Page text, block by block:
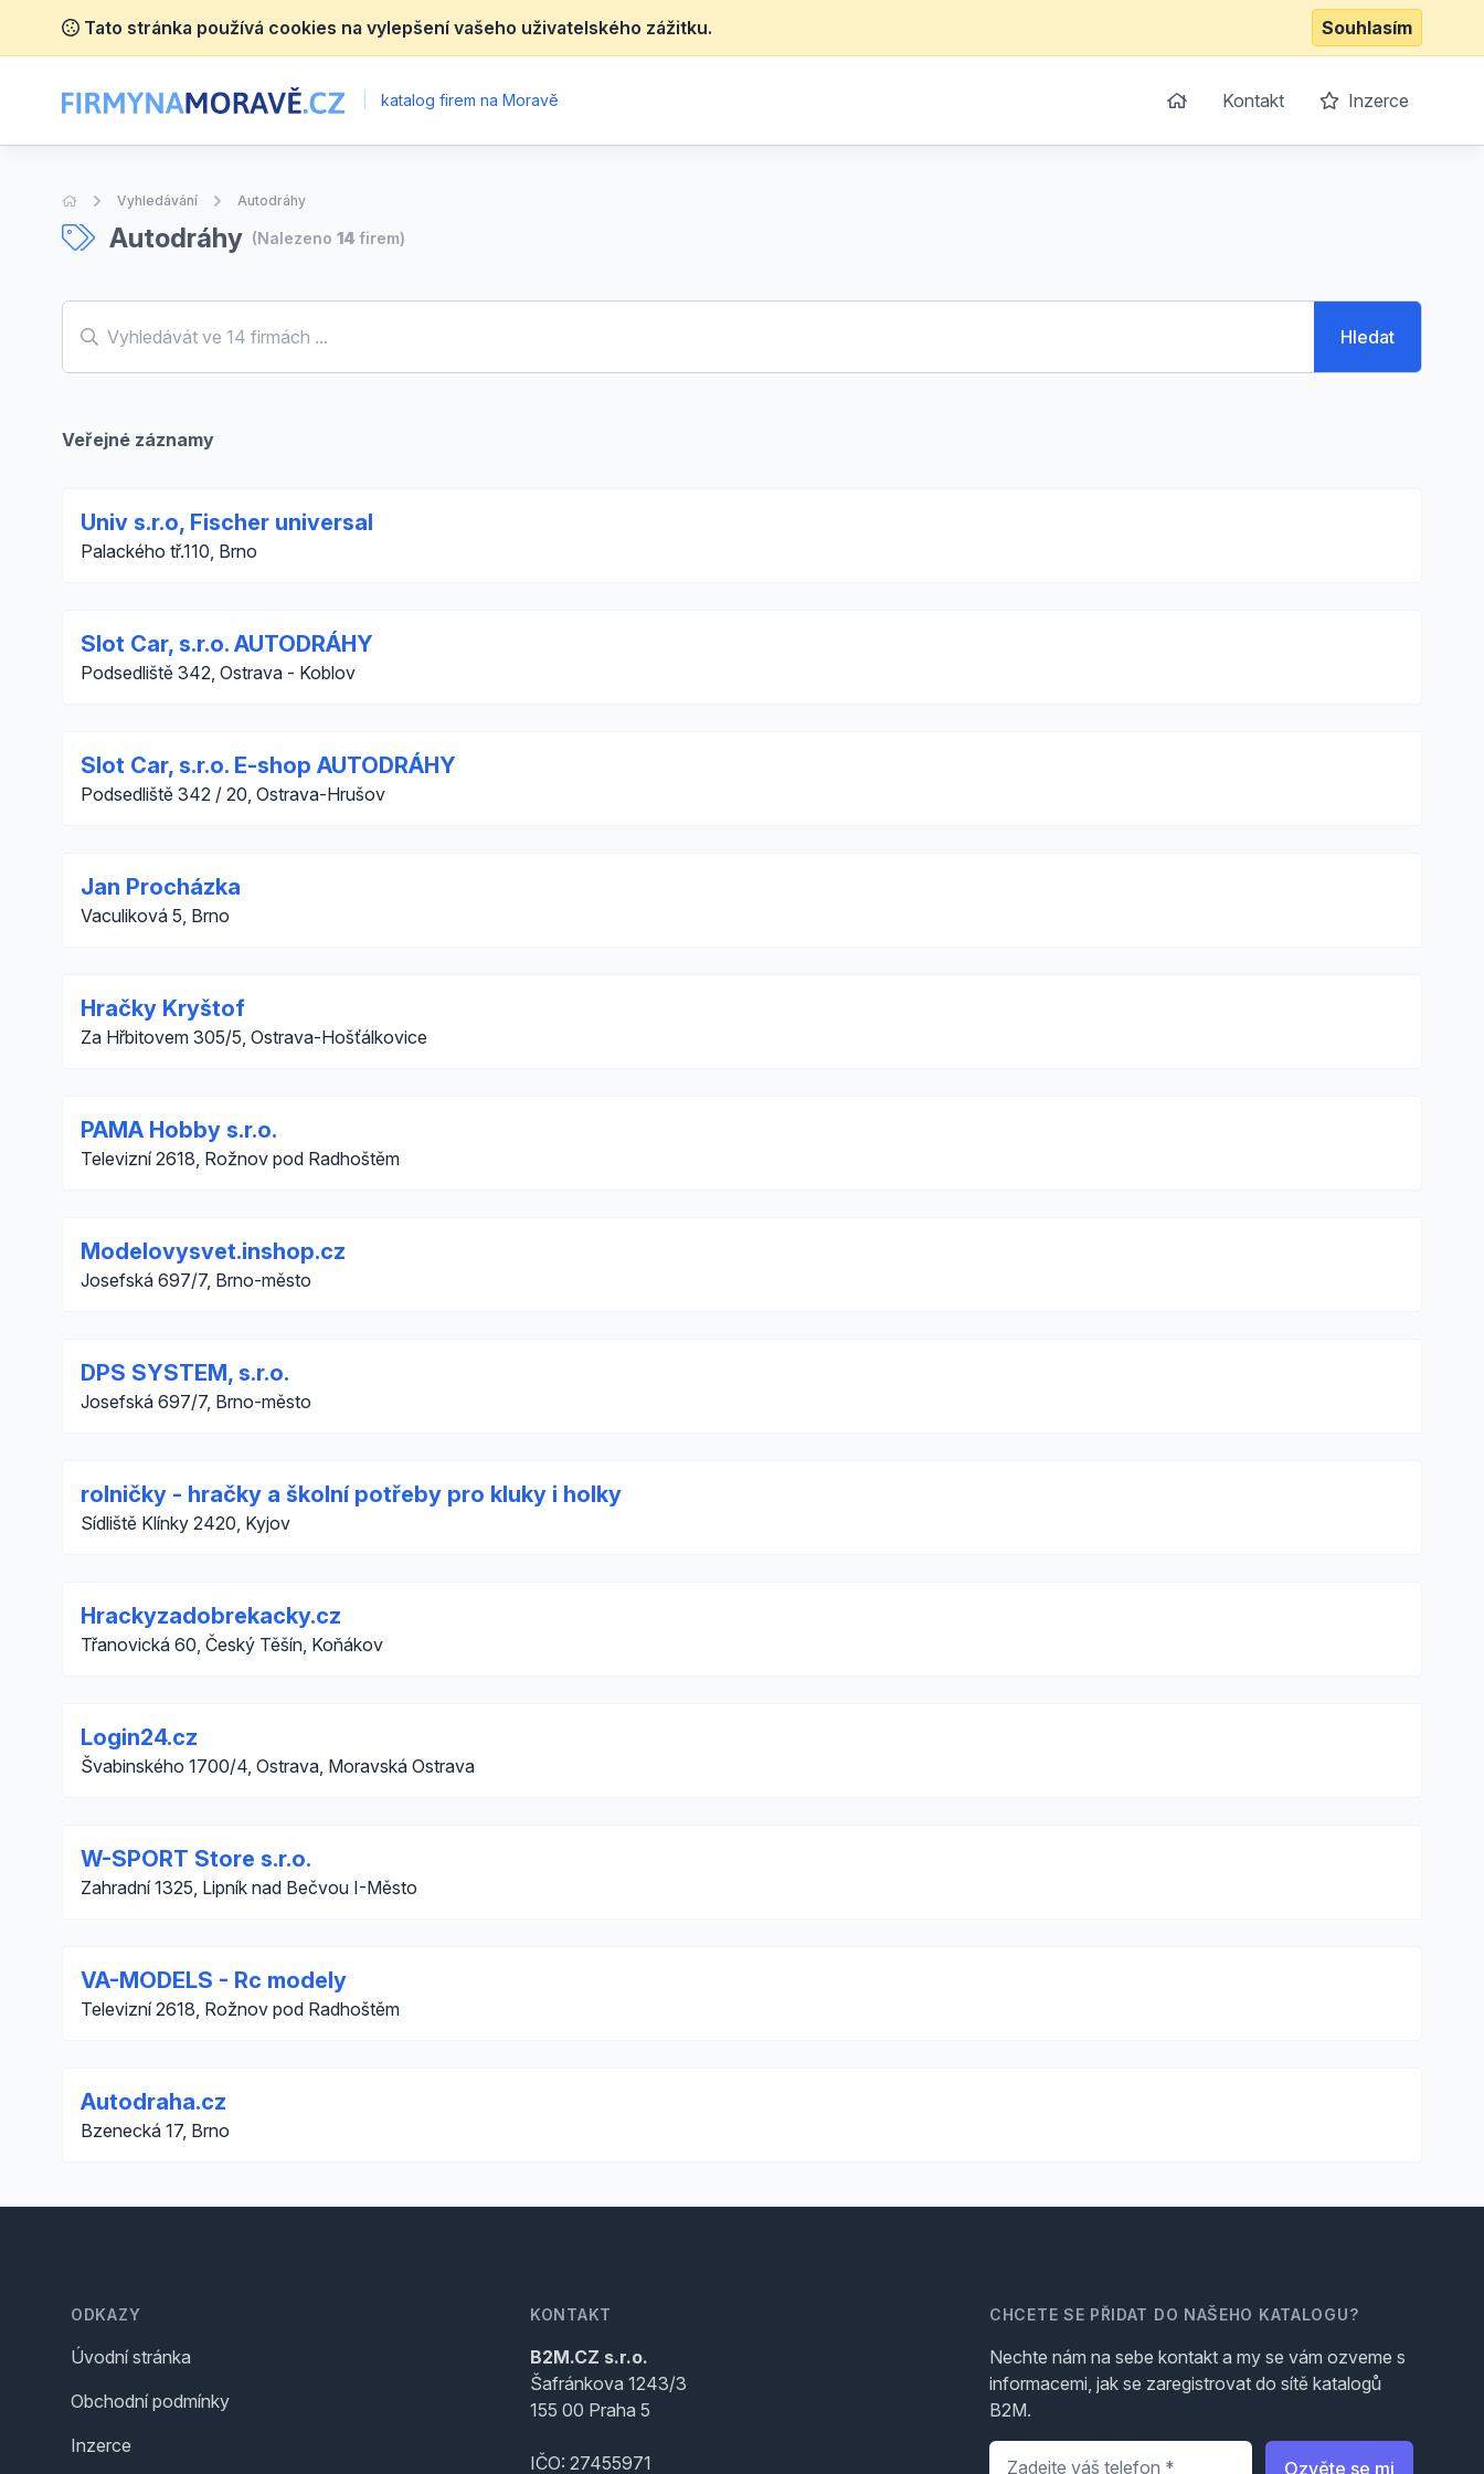
Tato stránka používá cookies na vylepšení vašeho uživatelského zážitku. Souhlasím
katalog firem na Moravě Kontakt Inzerce
Úvodní stránka
Vyhledávání Autodráhy
Autodráhy (Nalezeno 14 firem)
Hledat
Veřejné záznamy
Univ s.r.o, Fischer universal
Palackého tř.110, Brno
Slot Car, s.r.o. AUTODRÁHY
Podsedliště 342, Ostrava - Koblov
Slot Car, s.r.o. E-shop AUTODRÁHY
Podsedliště 342 / 20, Ostrava-Hrušov
Jan Procházka
Vaculiková 5, Brno
Hračky Kryštof
Za Hřbitovem 305/5, Ostrava-Hošťálkovice
PAMA Hobby s.r.o.
Televizní 2618, Rožnov pod Radhoštěm
Modelovysvet.inshop.cz
Josefská 697/7, Brno-město
DPS SYSTEM, s.r.o.
Josefská 697/7, Brno-město
rolničky - hračky a školní potřeby pro kluky i holky
Sídliště Klínky 2420, Kyjov
Hrackyzadobrekacky.cz
Třanovická 60, Český Těšín, Koňákov
Login24.cz
Švabinského 1700/4, Ostrava, Moravská Ostrava
W-SPORT Store s.r.o.
Zahradní 1325, Lipník nad Bečvou I-Město
VA-MODELS - Rc modely
Televizní 2618, Rožnov pod Radhoštěm
Autodraha.cz
Bzenecká 17, Brno
ODKAZY
Úvodní stránka
Obchodní podmínky
Inzerce
KONTAKT
B2M.CZ s.r.o.
Šafránkova 1243/3
155 00 Praha 5
IČO: 27455971
CHCETE SE PŘIDAT DO NAŠEHO KATALOGU?
Nechte nám na sebe kontakt a my se vám ozveme s
informacemi, jak se zaregistrovat do sítě katalogů
B2M.
Telefon
Ozvěte se mi